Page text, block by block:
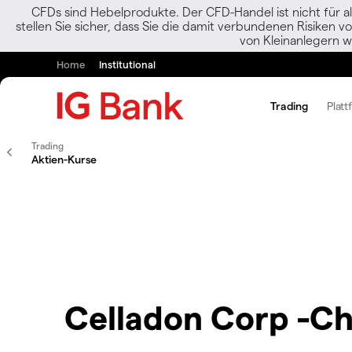
CFDs sind Hebelprodukte. Der CFD-Handel ist nicht für
stellen Sie sicher, dass Sie die damit verbundenen Risiken
von Kleinanlegern
Home Institutional
Trading
Trading
Aktien-Kurse
Celladon Corp -